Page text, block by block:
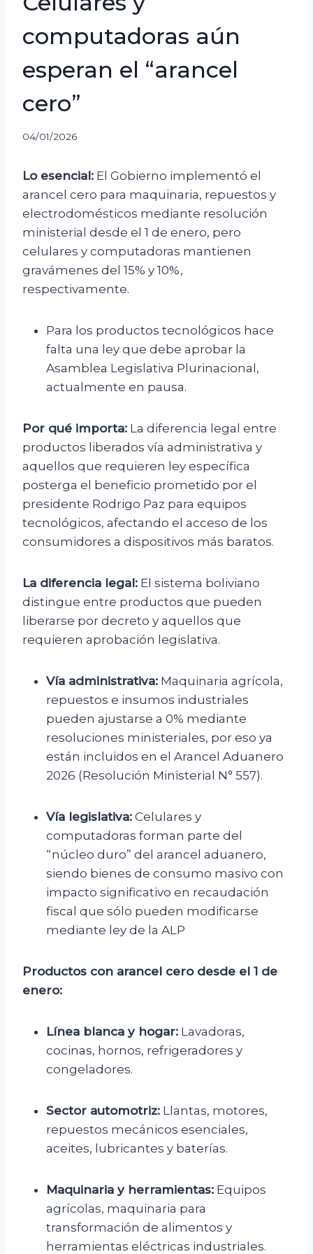
computadoras aún
esperan el “arancel
cero”
04/01/2026
Lo esencial: El Gobierno implementó el
arancel cero para maquinaria, repuestos y
electrodomésticos mediante resolución
ministerial desde el 1 de enero, pero
celulares y computadoras mantienen
gravámenes del 15% y 10%,
respectivamente.
Para los productos tecnológicos hace
falta una ley que debe aprobar la
Asamblea Legislativa Plurinacional,
actualmente en pausa.
Por qué importa: La diferencia legal entre
productos liberados vía administrativa y
aquellos que requieren ley específica
posterga el beneficio prometido por el
presidente Rodrigo Paz para equipos
tecnológicos, afectando el acceso de los
consumidores a dispositivos más baratos.
La diferencia legal: El sistema boliviano
distingue entre productos que pueden
liberarse por decreto y aquellos que
requieren aprobación legislativa.
Vía administrativa: Maquinaria agrícola,
repuestos e insumos industriales
pueden ajustarse a 0% mediante
resoluciones ministeriales, por eso ya
están incluidos en el Arancel Aduanero
2026 (Resolución Ministerial N° 557).
Vía legislativa: Celulares y
computadoras forman parte del
“núcleo duro” del arancel aduanero,
siendo bienes de consumo masivo con
impacto significativo en recaudación
fiscal que sólo pueden modificarse
mediante ley de la ALP
Productos con arancel cero desde el 1 de
enero:
Línea blanca y hogar: Lavadoras,
cocinas, hornos, refrigeradores y
congeladores.
Sector automotriz: Llantas, motores,
repuestos mecánicos esenciales,
aceites, lubricantes y baterías.
Maquinaria y herramientas: Equipos
agrícolas, maquinaria para
transformación de alimentos y
herramientas eléctricas industriales.